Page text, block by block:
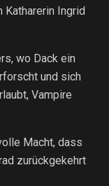
Katharerin Ingrid
wo Dack ein
und sich
Vampire
Macht, dass
zurückgekehrt